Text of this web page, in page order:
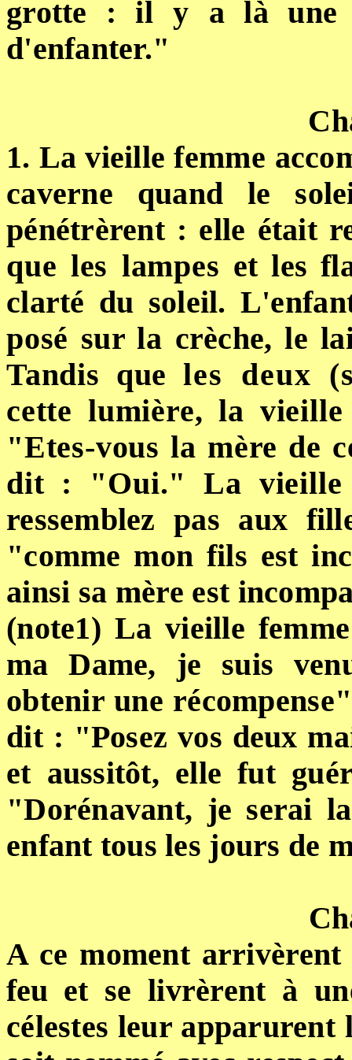
grotte : il y a là
d'enfanter."
1. La vieillefemme
caverne quand le
pénétrèrent : elle était
que les lampes et les
clarté du soleil.
posé surla crèche, le
Tandis queles deux
cette lumière, la
"Etes-vous la mère de
dit : "Oui." La vieille
ressemblez pas aux
"comme mon fils est
ainsi sa mère est
(note1) La vieille
ma Dame, je suis
obtenir une
dit : "Posez vos deux
et aussitôt, elle fut
"Dorénavant, je serai
enfant tous les jours de
A ce moment
feu et se livrèrent à
célestes leur